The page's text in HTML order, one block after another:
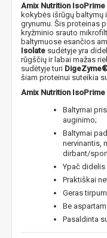
Amix Nutrition IsoPrime
kokybės išrūgų baltymų
grynumu. Šis proteinas
kryžminio srauto
baltymuose esančios
Isolate sudėtyje yra
rūgščių ir labai mažas
sudėtyje turi
šiam proteinui suteikia
Amix Nutrition IsoPrime
Baltymai
auginimo;
Baltymai
nervinantis,
dirbant/
Ypač
Praktiškai
Geras
Be
Pasaldinta